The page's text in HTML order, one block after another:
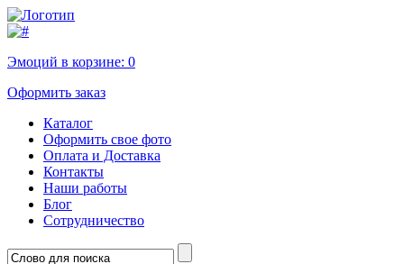
Эмоций в корзине: 0
Оформить заказ
Каталог
Оформить свое фото
Оплата и Доставка
Контакты
Наши работы
Блог
Сотрудничество